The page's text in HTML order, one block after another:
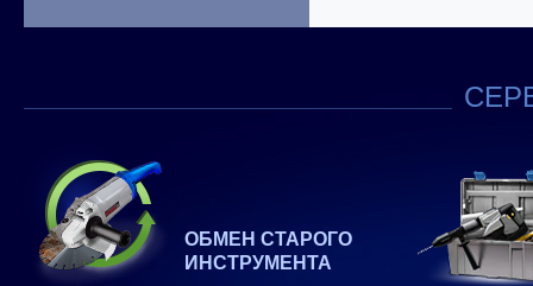
ОБМЕН СТАРОГО
ИНСТРУМЕНТА